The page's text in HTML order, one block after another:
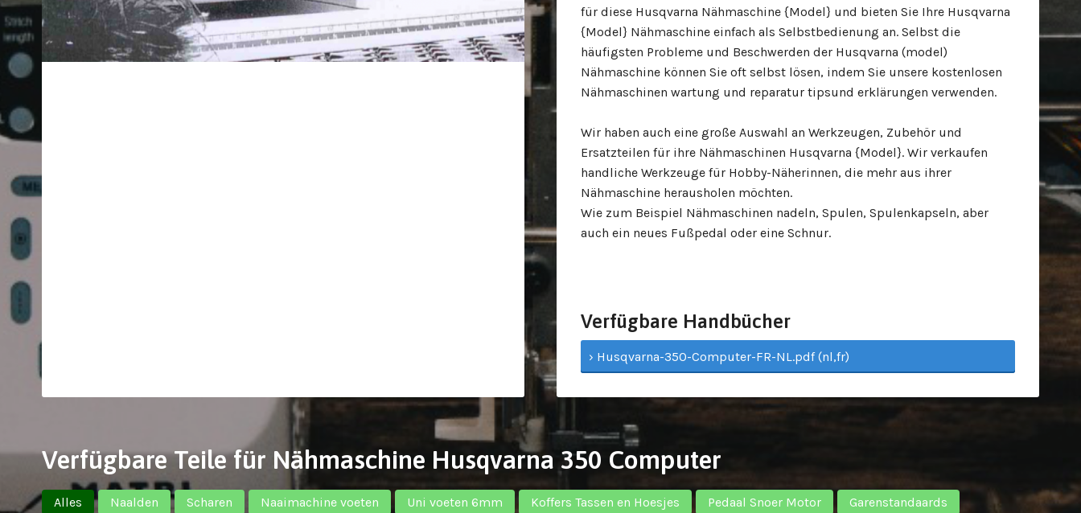
für diese Husqvarna Nähmaschine {Model} und bieten Sie Ihre Husqvarna
{Model} Nähmaschine einfach als Selbstbedienung an. Selbst die
häufigsten Probleme und Beschwerden der Husqvarna (model)
Nähmaschine können Sie oft selbst lösen, indem Sie unsere kostenlosen
Nähmaschinen wartung und reparatur tipsund erklärungen verwenden.
Wir haben auch eine große Auswahl an Werkzeugen, Zubehör und
Ersatzteilen für ihre Nähmaschinen Husqvarna {Model}. Wir verkaufen
handliche Werkzeuge für Hobby-Näherinnen, die mehr aus ihrer
Nähmaschine herausholen möchten.
Wie zum Beispiel Nähmaschinen nadeln, Spulen, Spulenkapseln, aber
auch ein neues Fußpedal oder eine Schnur.
Verfügbare Handbücher
› Husqvarna-350-Computer-FR-NL.pdf (nl,fr)
Verfügbare Teile für Nähmaschine Husqvarna 350 Computer
Alles Naalden Scharen Naaimachine voeten Uni voeten 6mm Koffers Tassen en Hoesjes Pedaal Snoer Motor
Garenstandaards